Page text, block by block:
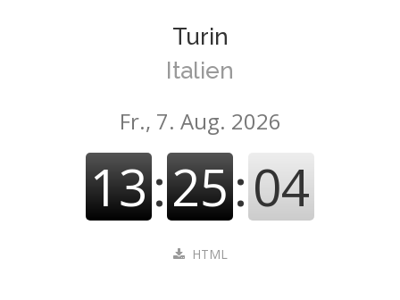
Turin
Italien
Fr., 7. Aug. 2026
13:25:04
HTML